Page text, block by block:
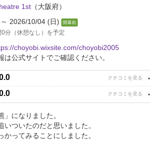
1st （大阪府）
2026/10/04 (日)
開幕前
分（休憩なし）を予定
choyobi.wixsite.com/choyobi2005
公式サイトでご確認ください。
になりました。
ついたのだと思いました。
かってみることにしました。